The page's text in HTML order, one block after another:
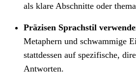
als klare Abschnitte oder
Präzisen Sprachstil
Metaphern und schwammige
stattdessen auf spezifische,
Antworten.